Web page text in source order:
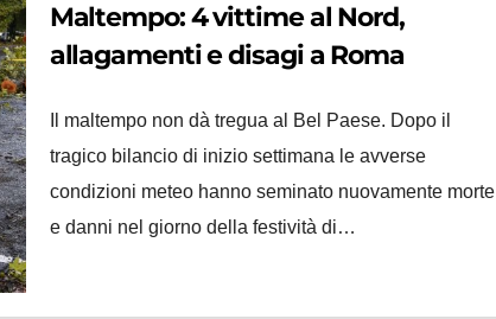
Maltempo: 4 vittime al Nord,
allagamenti e disagi a Roma
Il maltempo non dà tregua al Bel Paese. Dopo il
tragico bilancio di inizio settimana le avverse
condizioni meteo hanno seminato nuovamente morte
e danni nel giorno della festività di…